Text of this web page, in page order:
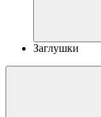
Заглушки